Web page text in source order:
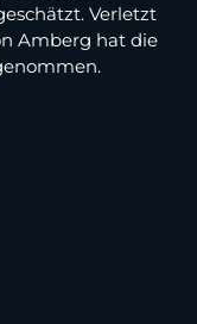
Verletzt
Amberg hat die